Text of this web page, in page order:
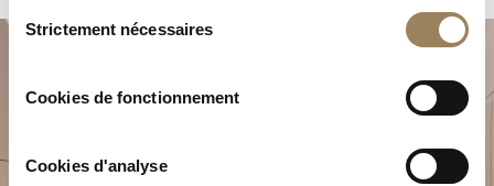
duStrictement nécessaires
Cookies de fonctionnement
Cookies d'analyse